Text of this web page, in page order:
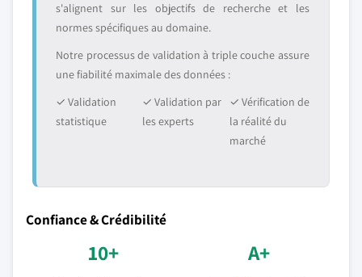
s'alignent sur les objectifs de recherche et les
normes spécifiques au domaine.
Notre processus de validation à triple couche assure
une fiabilité maximale des données :
✓ Validation
statistique
✓ Validation par
les experts
✓ Vérification de
la réalité du
marché
Confiance & Crédibilité
10+ A+